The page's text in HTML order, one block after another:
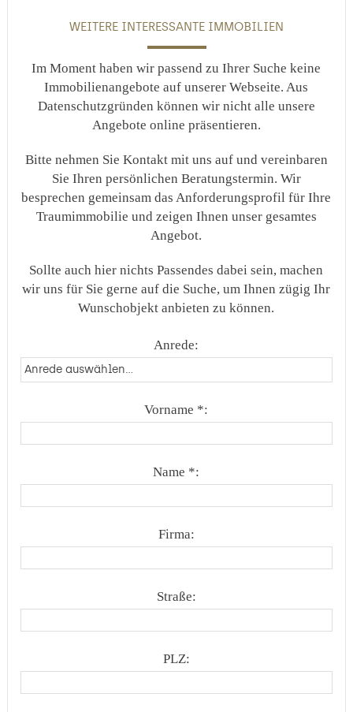
WEITERE INTERESSANTE IMMOBILIEN
Im Moment haben wir passend zu Ihrer Suche keine
Immobilienangebote auf unserer Webseite. Aus
Datenschutzgründen können wir nicht alle unsere
Angebote online präsentieren.
Bitte nehmen Sie Kontakt mit uns auf und vereinbaren
Sie Ihren persönlichen Beratungstermin. Wir
besprechen gemeinsam das Anforderungsprofil für Ihre
Traumimmobilie und zeigen Ihnen unser gesamtes
Angebot.
Sollte auch hier nichts Passendes dabei sein, machen
wir uns für Sie gerne auf die Suche, um Ihnen zügig Ihr
Wunschobjekt anbieten zu können.
Anrede:
Vorname *:
Name *:
Firma:
Straße:
PLZ: